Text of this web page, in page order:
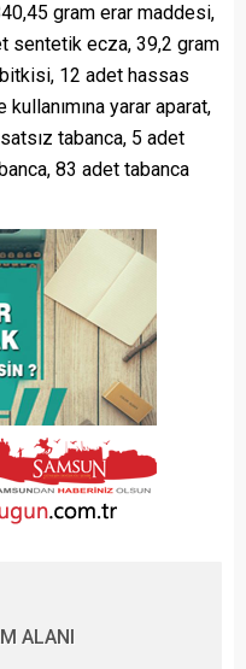
gram erar maddesi,
sentetik ecza, 39,2 gram
12 adet hassas
yarar aparat,
tabanca, 5 adet
83 adet tabanca
ALANI